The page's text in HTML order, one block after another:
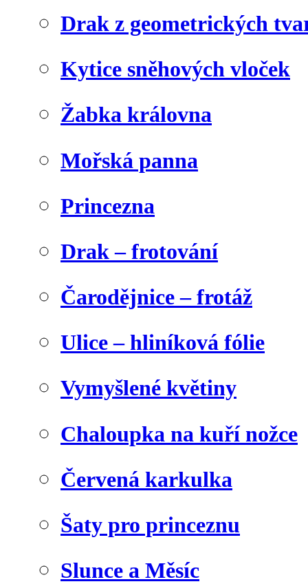
Drak z geometrických
Kytice sněhových vloček
Žabka královna
Mořská panna
Princezna
Drak – frotování
Čarodějnice – frotáž
Ulice – hliníková fólie
Vymyšlené květiny
Chaloupka na kuří nožce
Červená karkulka
Šaty pro princeznu
Slunce a Měsíc